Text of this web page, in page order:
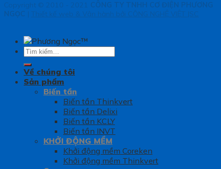
Copyright © 2010 - 2021 CÔNG TY TNHH CƠ ĐIỆN PHƯƠNG
NGỌC | Thiết kế web & Vận hành bởi CÔNG NGHỆ VIỆT JSC
Tìm
Về chúng tôi
Sản phẩm
Biến tần
Biến tần Thinkvert
Biến tần Delixi
Biến tần KCLY
Biến tần INVT
KHỞI ĐỘNG MỀM
Khởi động mềm Coreken
Khởi động mềm Thinkvert